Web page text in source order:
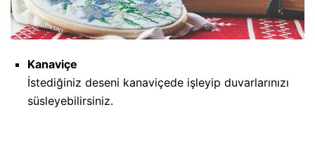
Kanaviçe
İstediğiniz deseni kanaviçede işleyip duvarlarınızı
süsleyebilirsiniz.